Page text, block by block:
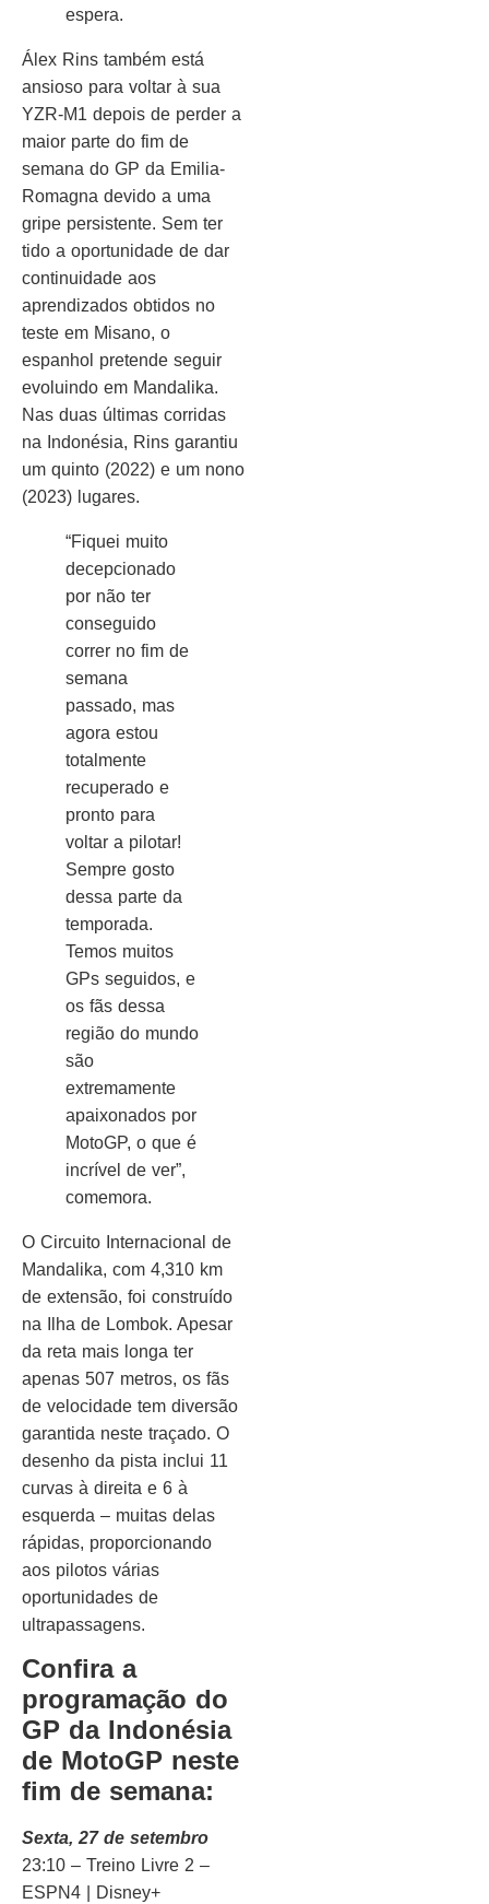
espera.
Álex Rins também está
ansioso para voltar à sua
YZR-M1 depois de perder a
maior parte do fim de
semana do GP da Emilia-
Romagna devido a uma
gripe persistente. Sem ter
tido a oportunidade de dar
continuidade aos
aprendizados obtidos no
teste em Misano, o
espanhol pretende seguir
evoluindo em Mandalika.
Nas duas últimas corridas
na Indonésia, Rins garantiu
um quinto (2022) e um nono
(2023) lugares.
“Fiquei muito
decepcionado
por não ter
conseguido
correr no fim de
semana
passado, mas
agora estou
totalmente
recuperado e
pronto para
voltar a pilotar!
Sempre gosto
dessa parte da
temporada.
Temos muitos
GPs seguidos, e
os fãs dessa
região do mundo
são
extremamente
apaixonados por
MotoGP, o que é
incrível de ver”,
comemora.
O Circuito Internacional de
Mandalika, com 4,310 km
de extensão, foi construído
na Ilha de Lombok. Apesar
da reta mais longa ter
apenas 507 metros, os fãs
de velocidade tem diversão
garantida neste traçado. O
desenho da pista inclui 11
curvas à direita e 6 à
esquerda – muitas delas
rápidas, proporcionando
aos pilotos várias
oportunidades de
ultrapassagens.
Confira a
programação do
GP da Indonésia
de MotoGP neste
fim de semana:
Sexta, 27 de setembro
23:10 – Treino Livre 2 –
ESPN4 | Disney+